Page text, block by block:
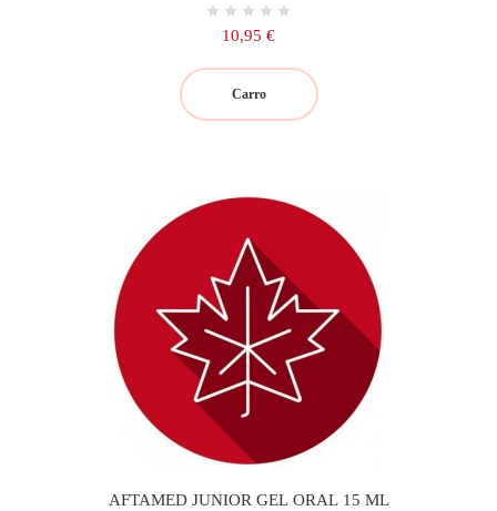
Precio
10,95 €
Carro
AFTAMED JUNIOR GEL ORAL 15 ML